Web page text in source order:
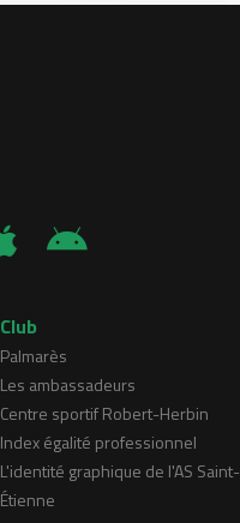
Club
Palmarès
Les ambassadeurs
Centre sportif Robert-Herbin
Index égalité professionnel
L'identité graphique de l'AS Saint-
Étienne